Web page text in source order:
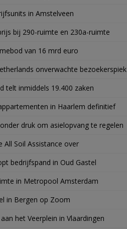
in Amstelveen
bij 290-ruimte en 230a-ruimte
van 16 mrd euro
onverwachte bezoekerspiek
telt inmiddels 19.400 zaken
in Haarlem definitief
druk om asielopvang te regelen
All Soil Assistance over
bedrijfspand in Oud Gastel
in Metropool Amsterdam
in Bergen op Zoom
het Veerplein in Vlaardingen